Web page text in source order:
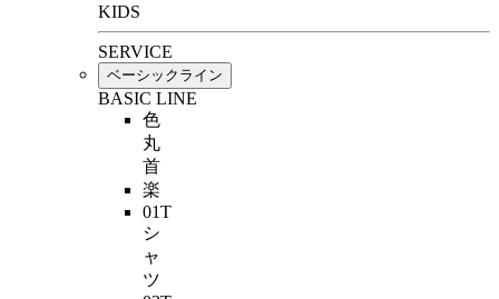
KIDS
SERVICE
ベーシックライン
BASIC LINE
色
丸
首
楽
01T
シ
ャ
ツ